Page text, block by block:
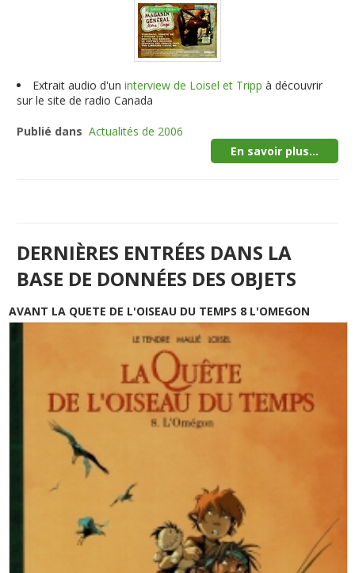
Extrait audio d'uninterview de Loisel et Tripp à découvrir
sur le site de radio Canada
Publié dans Actualités de 2006
En savoir plus...
DERNIÈRES ENTRÉES DANS LA
BASE DE DONNÉES DES OBJETS
AVANT LA QUETE DE L'OISEAU DU TEMPS 8 L'OMEGON